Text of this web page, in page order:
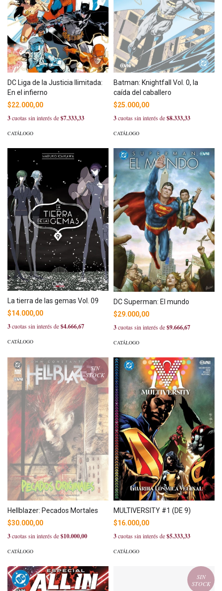
DC Liga de la Justicia Ilimitada:
En el infierno
$22.000,00
3cuotas sin interés de$7.333,33
CATÁLOGO
Batman: Knightfall Vol. 0, la
caída del caballero
$25.000,00
3cuotas sin interés de$8.333,33
CATÁLOGO
La tierra de las gemas Vol. 09
$14.000,00
3cuotas sin interés de$4.666,67
CATÁLOGO
DC Superman: El mundo
$29.000,00
3cuotas sin interés de$9.666,67
CATÁLOGO
SIN
STOCK
Hellblazer: Pecados Mortales
$30.000,00
3cuotas sin interés de$10.000,00
CATÁLOGO
MULTIVERSITY #1 (DE 9)
$16.000,00
3cuotas sin interés de$5.333,33
CATÁLOGO
SIN
STOCK